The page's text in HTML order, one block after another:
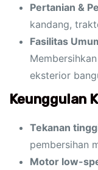
Pertanian &
kandang,
Fasilitas
eksterior
Keunggulan
Tekanan
pembersihan
Motor low-